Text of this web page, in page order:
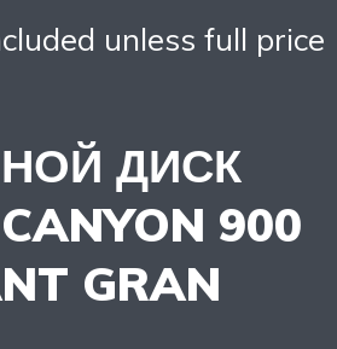
unless full price
ДИСК
900
GRAN